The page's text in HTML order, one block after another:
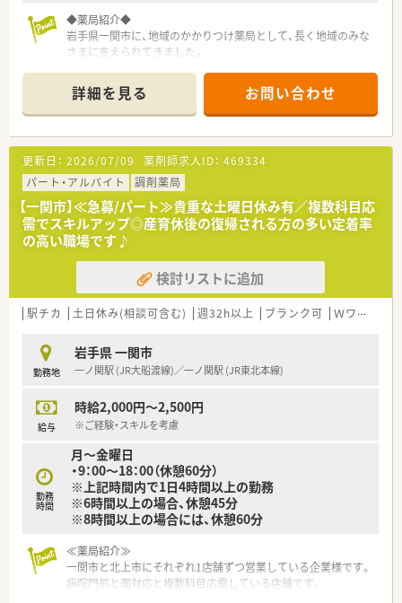
◆薬局紹介◆
岩手県一関市に、地域のかかりつけ薬局として、長く地域のみな
さまに支えられてきました。
長く働くことが可能です。
眼科クリニック門前で、ご利用いただく方々に『ホッ』としても
らえるよう、周りに草花を植えるなどの空間作りを行っていま
す。
◆就業ポイント◆
第1・3土曜日が定休日のため、隔週で連休を取ることが可能で
す。
また、シフトも柔軟に対応しており、薬剤師の人員体制も整って
いるため、ご家庭やプライベートとの両立を図りやすい環境にな
っています。
◆こんな方にオススメ◆
・店舗異動などなく、安定して就業したい方
・プライベートと両立していきたい方
詳細を見る お問い合わせ
更新日： 2026/07/09 薬剤師求人ID： 469334
パート・アルバイト
調剤薬局
【一関市】≪急募/パート≫貴重な土曜日休み有／複数科目応
需でスキルアップ◎産育休後の復帰される方の多い定着率
の高い職場です♪
検討リストに追加
駅チカ 土日休み(相談可含む) 週32h以上 ブランク可 Ｗワーク可
勤務地
岩手県 一関市
一ノ関駅 (JR大船渡線)／一ノ関駅 (JR東北本線)
給与
時給2,000円～2,500円
※ご経験・スキルを考慮
勤務
時間
月～金曜日
・9：00～18：00（休憩60分）
※上記時間内で1日4時間以上の勤務
※6時間以上の場合、休憩45分
※8時間以上の場合には、休憩60分
≪薬局紹介≫
一関市と北上市にそれぞれ1店舗ずつ営業している企業様です。
病院門前と面対応と複数科目応需している店舗です。